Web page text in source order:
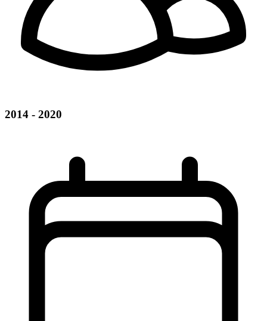
2014 - 2020